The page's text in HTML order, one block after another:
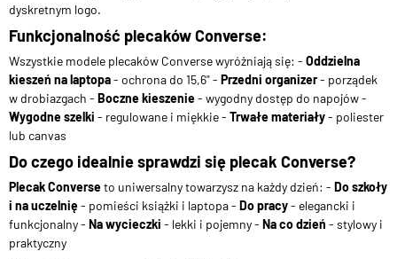
dyskretnym logo.
Funkcjonalność plecaków Converse:
Wszystkie modele plecaków Converse wyróżniają się: - Oddzielna
kieszeń na laptopa- ochrona do 15,6" - Przedni organizer- porządek
w drobiazgach - Boczne kieszenie- wygodny dostęp do napojów -
Wygodne szelki - regulowane i miękkie - Trwałe materiały- poliester
lub canvas
Do czego idealnie sprawdzi się plecak Converse?
Plecak Converseto uniwersalny towarzysz na każdy dzień: - Do szkoły
i na uczelnię- pomieści książki i laptopa - Do pracy- elegancki i
funkcjonalny - Na wycieczki - lekki i pojemny - Na co dzień - stylowy i
praktyczny